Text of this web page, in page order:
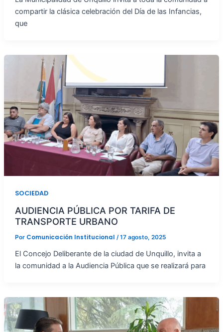
compartir la clásica celebración del Día de las Infancias,
que
SOCIEDAD
AUDIENCIA PÚBLICA POR TARIFA DE
TRANSPORTE URBANO
Por Comunicación Institucional /17 agosto, 2025
El Concejo Deliberante de la ciudad de Unquillo, invita a
la comunidad a la Audiencia Pública que se realizará para